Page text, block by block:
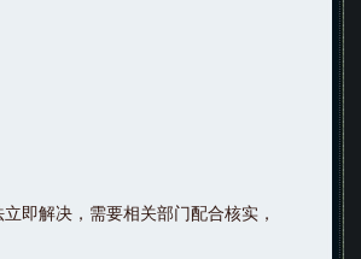
解决，需要相关部门配合核实，